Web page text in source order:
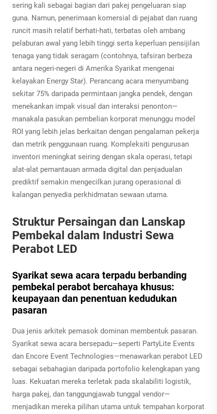
sering kali sebagai bagian dari pakej pengeluaran siap
guna. Namun, penerimaan komersial di pejabat dan ruang
runcit masih relatif berhati-hati, terbatas oleh ambang
pelaburan awal yang lebih tinggi serta keperluan pensijilan
tenaga yang tidak seragam (contohnya, tafsiran berbeza
antara negeri-negeri di Amerika Syarikat mengenai
kelayakan Energy Star). Perancang acara menyumbang
sekitar 75% daripada permintaan jangka pendek, dengan
menekankan impak visual dan interaksi penonton—
manakala pasukan pembelian korporat menunggu model
ROI yang lebih jelas berkaitan dengan pengalaman pekerja
dan metrik penggunaan ruang. Kompleksiti pengurusan
inventori meningkat seiring dengan skala operasi, tetapi
alat-alat pemantauan armada digital dan penjadualan
prediktif semakin mengecilkan jurang operasional di
kalangan penyedia perkhidmatan sewaan utama.
Struktur Persaingan dan Lanskap
Pembekal dalam Industri Sewa
Perabot LED
Syarikat sewa acara terpadu berbanding
pembekal perabot bercahaya khusus:
keupayaan dan penentuan kedudukan
pasaran
Dua jenis arkitek pemasok dominan membentuk pasaran.
Syarikat sewa acara bersepadu—seperti PartyLite Events
dan Encore Event Technologies—menawarkan perabot LED
sebagai sebahagian daripada portofolio kelengkapan yang
luas. Kekuatan mereka terletak pada skalabiliti logistik,
harga pakej, dan tanggungjawab tunggal vendor—
menjadikan mereka pilihan utama untuk tempahan korporat